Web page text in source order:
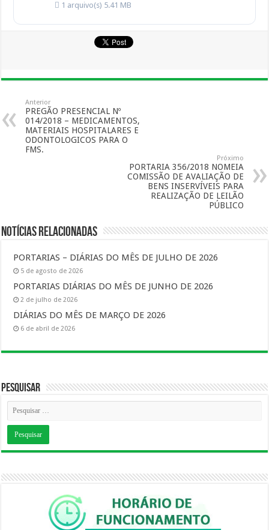
1 arquivo(s) 5.41 MB
Anterior
PREGÃO PRESENCIAL Nº
014/2018 – MEDICAMENTOS,
MATERIAIS HOSPITALARES E
ODONTOLOGICOS PARA O
FMS.
Próximo
PORTARIA 356/2018 NOMEIA
COMISSÃO DE AVALIAÇÃO DE
BENS INSERVÍVEIS PARA
REALIZAÇÃO DE LEILÃO
PÚBLICO
Notícias Relacionadas
PORTARIAS – DIÁRIAS DO MÊS DE JULHO DE 2026
5 de agosto de 2026
PORTARIAS DIÁRIAS DO MÊS DE JUNHO DE 2026
2 de julho de 2026
DIÁRIAS DO MÊS DE MARÇO DE 2026
6 de abril de 2026
Pesquisar